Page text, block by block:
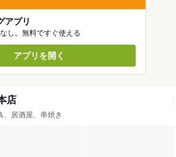
アプリ
し。無料ですぐ使える
アプリを開く
店
、居酒屋、串焼き